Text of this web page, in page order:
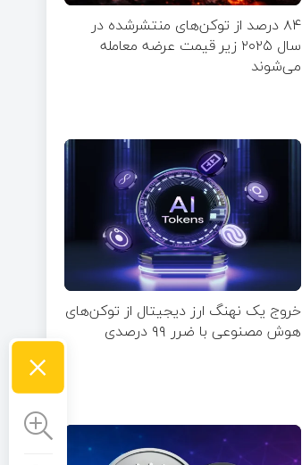
۸۴ درصد از توکن‌های منتشر‌شده در
سال ۲۰۲۵ زیر قیمت عرضه معامله
می‌شوند
خروج یک نهنگ ارز دیجیتال از توکن‌های
هوش مصنوعی با ضرر ۹۹ درصدی
×